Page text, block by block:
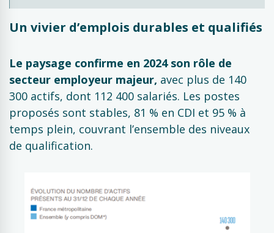
Un vivier d’emplois durables et qualifiés
Le paysage confirme en 2024 son rôle de
secteur employeur majeur, avec plus de 140
300 actifs, dont 112 400 salariés. Les postes
proposés sont stables, 81 % en CDI et 95 % à
temps plein, couvrant l’ensemble des niveaux
de qualification.